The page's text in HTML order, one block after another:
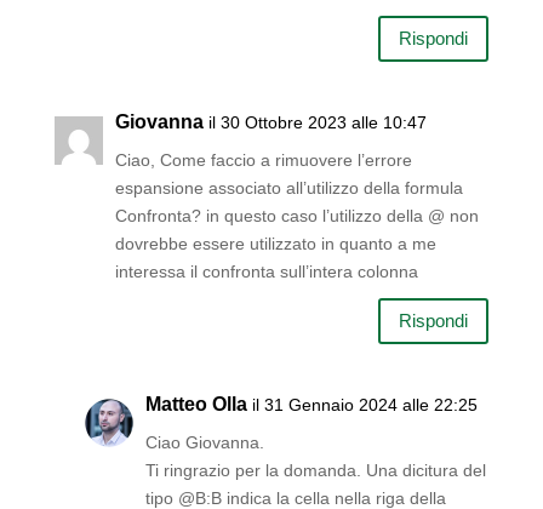
Rispondi
Giovanna il 30 Ottobre 2023 alle 10:47
Ciao, Come faccio a rimuovere l’errore
espansione associato all’utilizzo della formula
Confronta? in questo caso l’utilizzo della @ non
dovrebbe essere utilizzato in quanto a me
interessa il confronta sull’intera colonna
Rispondi
Matteo Olla il 31 Gennaio 2024 alle 22:25
Ciao Giovanna.
Ti ringrazio per la domanda. Una dicitura del
tipo @B:B indica la cella nella riga della